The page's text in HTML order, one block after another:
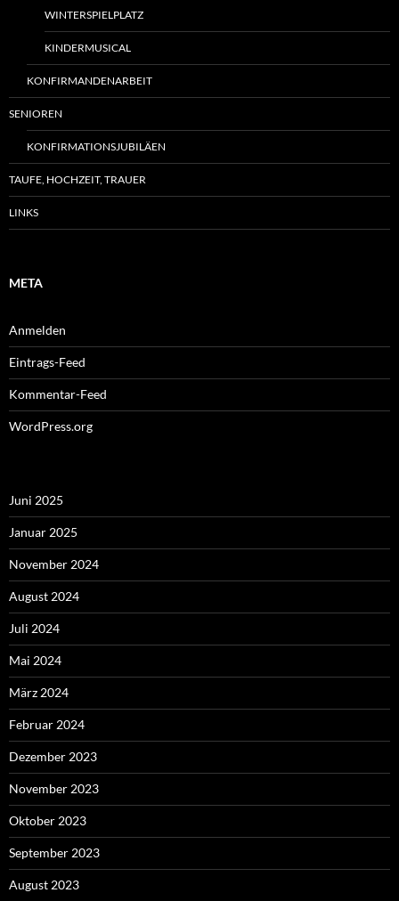
WINTERSPIELPLATZ
KINDERMUSICAL
KONFIRMANDENARBEIT
SENIOREN
KONFIRMATIONSJUBILÄEN
TAUFE, HOCHZEIT, TRAUER
LINKS
META
Anmelden
Eintrags-Feed
Kommentar-Feed
WordPress.org
Juni 2025
Januar 2025
November 2024
August 2024
Juli 2024
Mai 2024
März 2024
Februar 2024
Dezember 2023
November 2023
Oktober 2023
September 2023
August 2023